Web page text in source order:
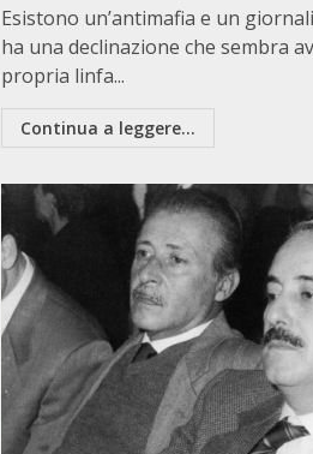
Esistono un’antimafia e un
ha una declinazione che sembra
propria linfa...
Continua a leggere...